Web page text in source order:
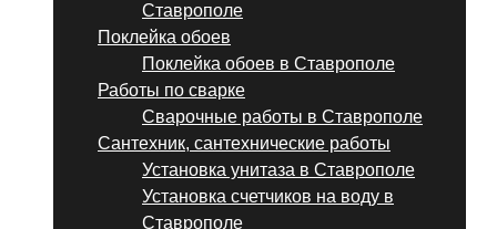
Ставрополе
Поклейка обоев
Поклейка обоев в Ставрополе
Работы по сварке
Сварочные работы в Ставрополе
Сантехник, сантехнические работы
Установка унитаза в Ставрополе
Установка счетчиков на воду в
Ставрополе